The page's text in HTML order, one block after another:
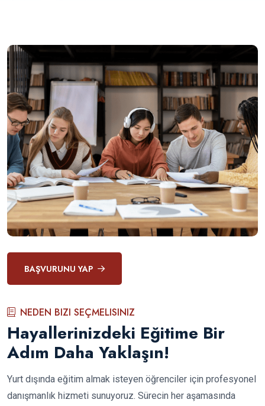
BAŞVURUNU YAP
NEDEN BIZI SEÇMELISINIZ
Hayallerinizdeki Eğitime Bir
Adım Daha Yaklaşın!
Yurt dışında eğitim almak isteyen öğrenciler için profesyonel
danışmanlık hizmeti sunuyoruz. Sürecin her aşamasında